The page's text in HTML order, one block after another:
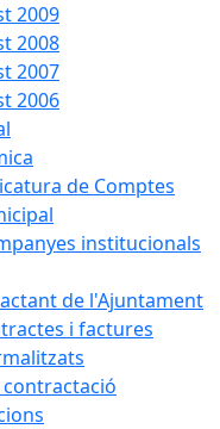
2009
2008
2007
2006
de Comptes
institucionals
de l'Ajuntament
i factures